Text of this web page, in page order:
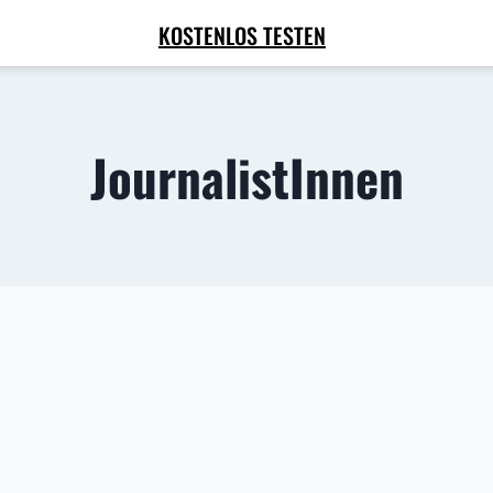
KOSTENLOS TESTEN
JournalistInnen